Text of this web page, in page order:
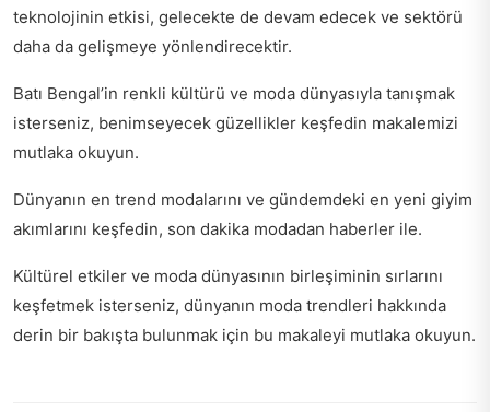
teknolojinin etkisi, gelecekte de devam edecek ve sektörü
daha da gelişmeye yönlendirecektir.
Batı Bengal’in renkli kültürü ve moda dünyasıyla tanışmak
isterseniz, benimseyecek güzellikler keşfedin makalemizi
mutlaka okuyun.
Dünyanın en trend modalarını ve gündemdeki en yeni giyim
akımlarını keşfedin, son dakika modadan haberler ile.
Kültürel etkiler ve moda dünyasının birleşiminin sırlarını
keşfetmek isterseniz, dünyanın moda trendleri hakkında
derin bir bakışta bulunmak için bu makaleyi mutlaka okuyun.